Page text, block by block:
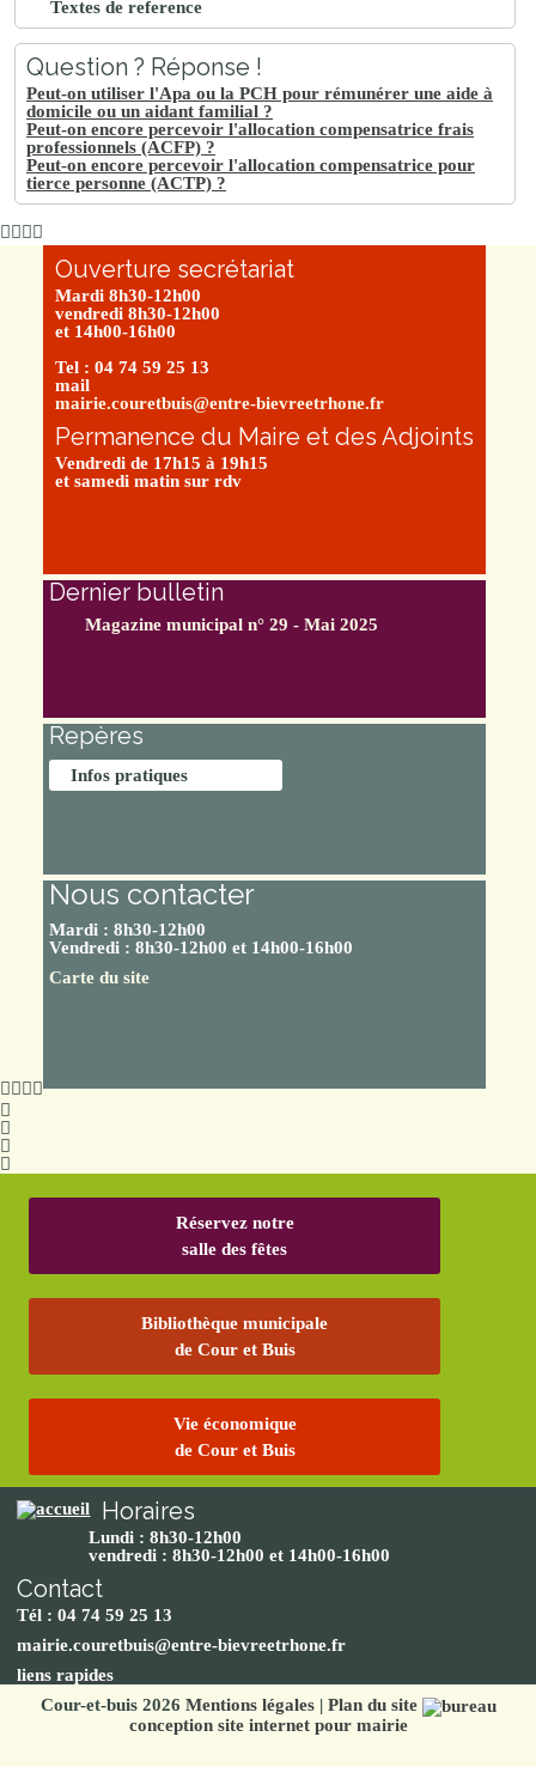
Textes de reference
Question ? Réponse !
Peut-on utiliser l'Apa ou la PCH pour rémunérer une aide à
domicile ou un aidant familial ?
Peut-on encore percevoir l'allocation compensatrice frais
professionnels (ACFP) ?
Peut-on encore percevoir l'allocation compensatrice pour
tierce personne (ACTP) ?
Ouverture secrétariat
Mardi 8h30-12h00
vendredi 8h30-12h00
et 14h00-16h00
Tel : 04 74 59 25 13
mail
mairie.couretbuis@entre-bievreetrhone.fr
Permanence du Maire et des Adjoints
Vendredi de 17h15 à 19h15
et samedi matin sur rdv
Dernier bulletin
Magazine municipal n° 29 - Mai 2025
Repères
Infos pratiques
Nous contacter
Mardi : 8h30-12h00
Vendredi : 8h30-12h00 et 14h00-16h00
Carte du site
Réservez notre
salle des fêtes
Bibliothèque municipale
de Cour et Buis
Vie économique
de Cour et Buis
Horaires
Lundi : 8h30-12h00
vendredi : 8h30-12h00 et 14h00-16h00
Contact
Tél : 04 74 59 25 13
mairie.couretbuis@entre-bievreetrhone.fr
liens rapides
Cour-et-buis 2026 Mentions légales| Plan du site
conception site internet pour mairie